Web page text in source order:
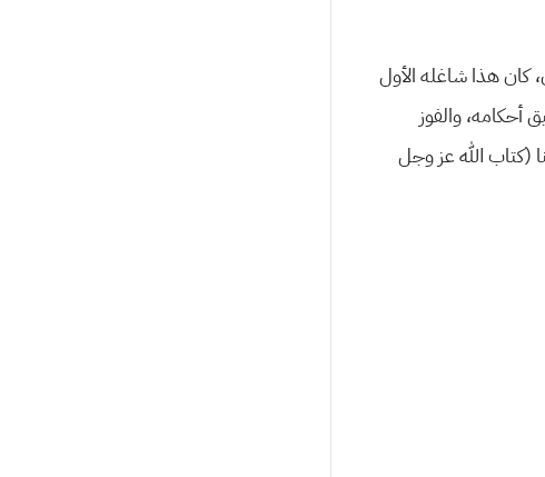
كان هذا شاغله الأول
أحكامه، والفوز
(كتاب الله عز وجل